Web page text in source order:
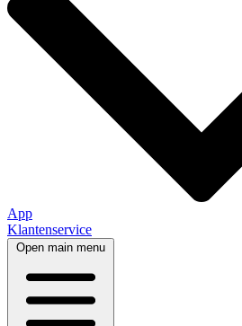
App
Klantenservice
Open main menu